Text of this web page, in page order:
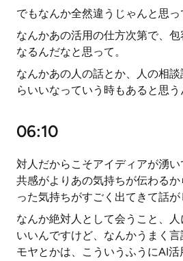
でもなんか全然違うじゃんと思っ
なんかあの活用の仕方次第で、
なるんだなと思って。
なんかあの人の話とか、人の相
らいいなっていう時もあると思う
06:10
対人だからこそアイディアが湧
共感がよりあの気持ちが伝わる
った気持ちがすごく出てきて話が
なんか絶対人として会うこと、
いいんですけど、なんかうまく
モヤとかは、こういうふうにAI